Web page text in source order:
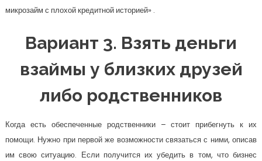
микрозайм с плохой кредитной историей» .
Вариант 3. Взять деньги
взаймы у близких друзей
либо родственников
Когда есть обеспеченные родственники – стоит прибегнуть к их
помощи. Нужно при первой же возможности связаться с ними, описав
им свою ситуацию. Если получится их убедить в том, что бизнес